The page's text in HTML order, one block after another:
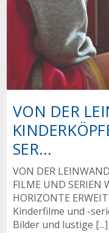
VON DER
SER...
VON DER
FILME UND SERIEN
HORIZONTE
Kinderfilme und -
Bilder und lustige [...]